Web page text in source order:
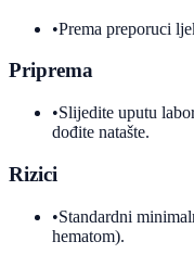
•Prema preporuci
Priprema
•Slijedite uputu
dođite natašte.
Rizici
•Standardni
hematom).